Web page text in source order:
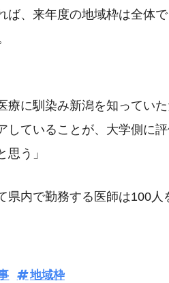
ば、来年度の地域枠は全体で
療に馴染み新潟を知ってい
していることが、大学側に
思う」
県内で勤務する医師は100人
地域枠